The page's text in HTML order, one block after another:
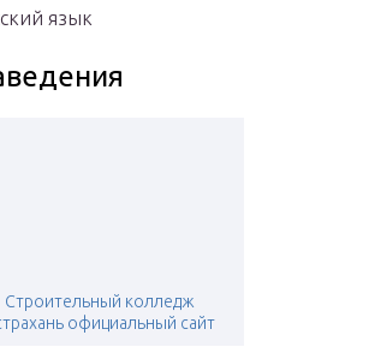
язык
Строительный колледж
официальный сайт